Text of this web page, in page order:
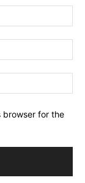
browser for the